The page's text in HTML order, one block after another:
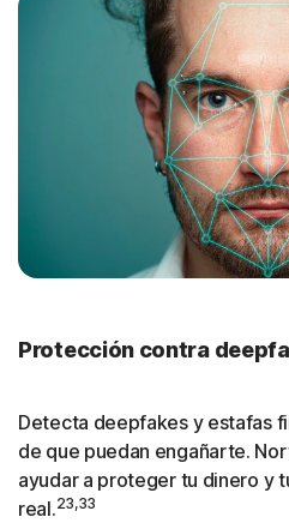
Protección contra
Detecta deepfakes y estafas
de que puedan engañarte.
ayudar a proteger tu dinero y
real.23,33